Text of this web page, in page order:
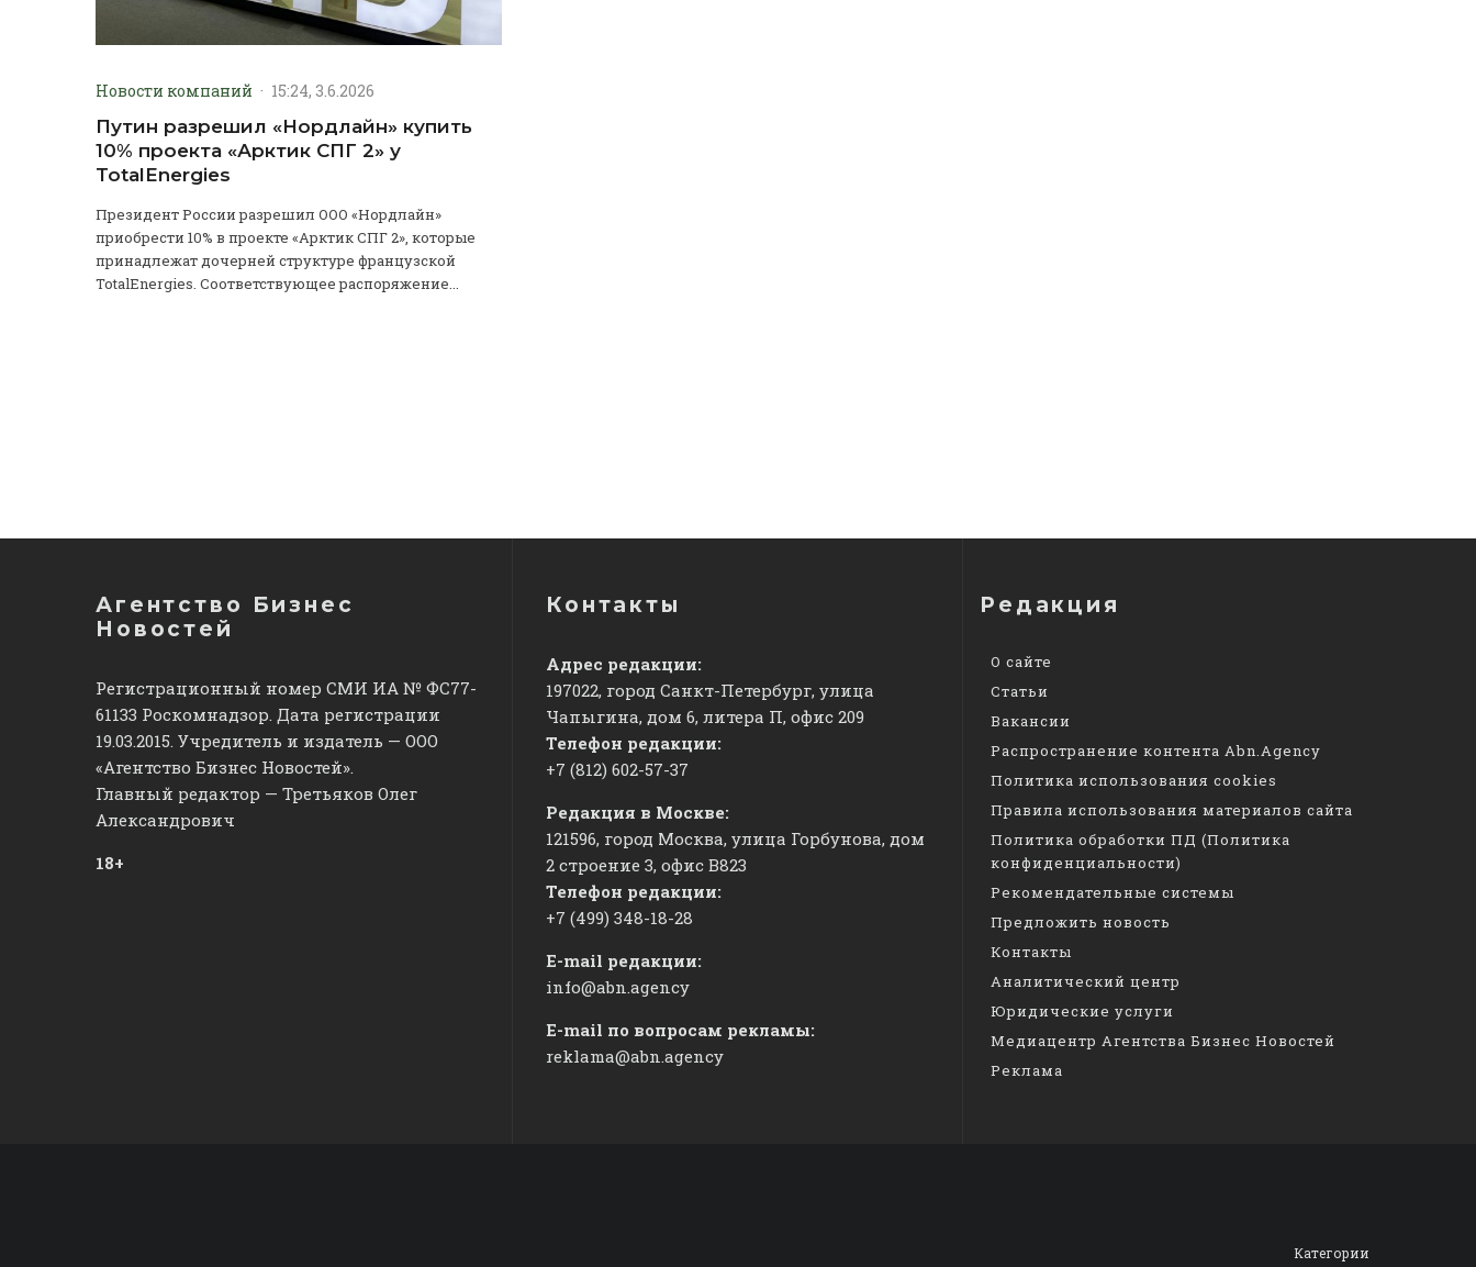
Новости компаний · 15:24, 3.6.2026
Путин разрешил «Нордлайн» купить
10% проекта «Арктик СПГ 2» у
TotalEnergies
Президент России разрешил ООО «Нордлайн»
приобрести 10% в проекте «Арктик СПГ 2», которые
принадлежат дочерней структуре французской
TotalEnergies. Соответствующее распоряжение...
Агентство Бизнес
Новостей
Регистрационный номер СМИ ИА № ФС77-
61133 Роскомнадзор. Дата регистрации
19.03.2015. Учредитель и издатель — ООО
«Агентство Бизнес Новостей».
Главный редактор — Третьяков Олег
Александрович
18+
Контакты
Адрес редакции:
197022, город Санкт-Петербург, улица
Чапыгина, дом 6, литера П, офис 209
Телефон редакции:
+7 (812) 602-57-37
Редакция в Москве:
121596, город Москва, улица Горбунова, дом
2 строение 3, офис ​В823
Телефон редакции:
+7 (499) 348-18-28
E-mail редакции:
info@abn.agency
E-mail по вопросам рекламы:
reklama@abn.agency
Редакция
О сайте
Статьи
Вакансии
Распространение контента Abn.Agency
Политика использования cookies
Правила использования материалов сайта
Политика обработки ПД (Политика
конфиденциальности)
Рекомендательные системы
Предложить новость
Контакты
Аналитический центр
Юридические услуги
Медиацентр Агентства Бизнес Новостей
Реклама
Категории